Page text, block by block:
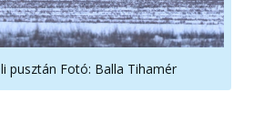
pusztán Fotó: Balla Tihamér